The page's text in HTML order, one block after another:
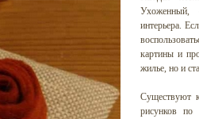
Ухоженный,
интерьера.
картины и
жилье, но и
Существуют
рисунков по